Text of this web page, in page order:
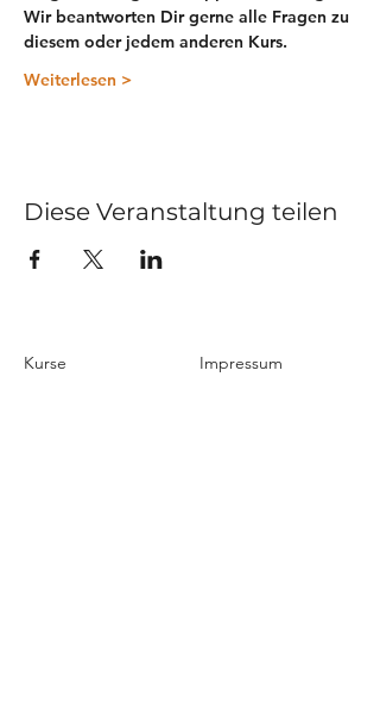
Wir beantworten Dir gerne alle Fragen zu
diesem oder jedem anderen Kurs.
Weiterlesen >
Diese Veranstaltung teilen
Kurse
Impressum